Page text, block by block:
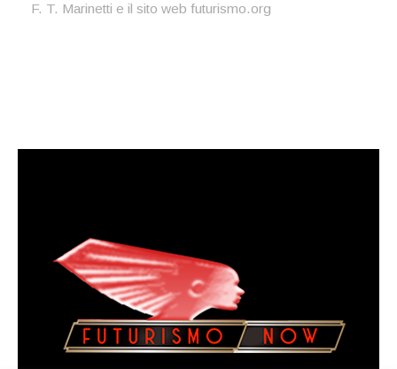
F. T. Marinetti e il sito web futurismo.org